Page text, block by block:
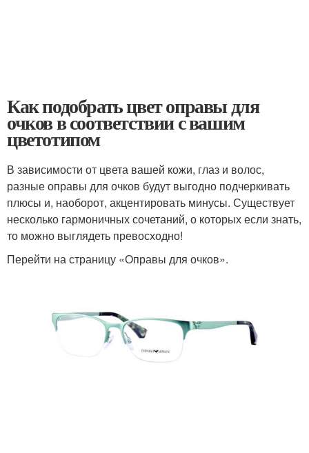
Как подобрать цвет оправы для
очков в соответствии с вашим
цветотипом
В зависимости от цвета вашей кожи, глаз и волос,
разные оправы для очков будут выгодно подчеркивать
плюсы и, наоборот, акцентировать минусы. Существует
несколько гармоничных сочетаний, о которых если знать,
то можно выглядеть превосходно!
Перейти на страницу «Оправы для очков».